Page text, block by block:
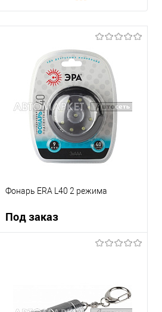
Фонарь ERA L40 2 режима
Под заказ
Недоступно